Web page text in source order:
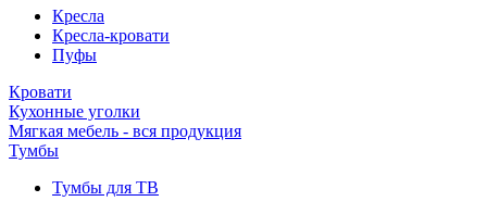
Кресла
Кресла-кровати
Пуфы
Кровати
Кухонные уголки
Мягкая мебель - вся продукция
Тумбы
Тумбы для ТВ